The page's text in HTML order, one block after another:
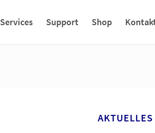
Services Support Shop
AKTUELLES